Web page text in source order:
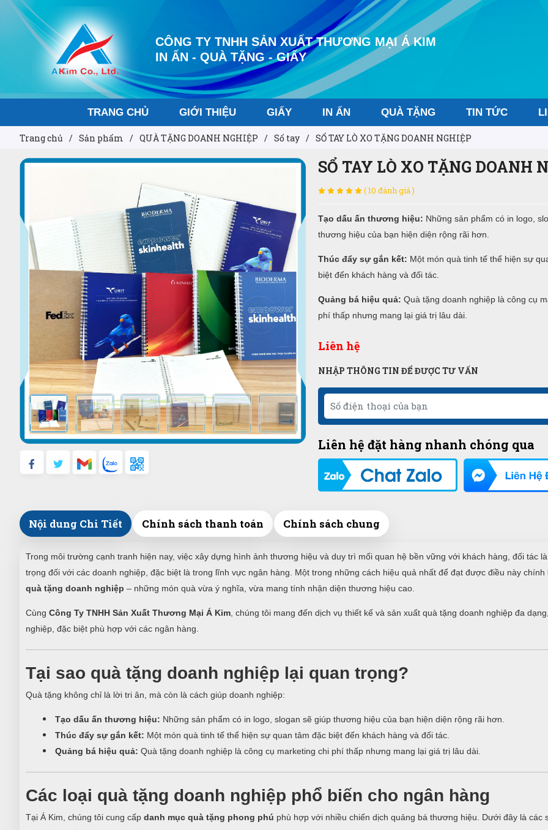
CÔNG TY TNHH SẢN XUẤT THƯƠNG MẠI Á KIM
IN ẤN - QUÀ TẶNG - GIẤY
TRANG CHỦ GIỚI THIỆU GIẤY IN ẤN QUÀ TẶNG TIN TỨC
Trang chủ / Sản phẩm / QUÀ TẶNG DOANH NGHIỆP / Sổ tay / SỔ TAY LÒ XO TẶNG DOANH NGHIỆP
SỔ TAY LÒ XO TẶNG DOANH
( 10 đánh giá )
Tạo dấu ấn thương hiệu: Những sản phẩm có in logo,
thương hiệu của bạn hiện diện rộng rãi hơn.
Thúc đẩy sự gắn kết: Một món quà tinh tế thể hiện sự
biệt đến khách hàng và đối tác.
Quảng bá hiệu quả: Quà tặng doanh nghiệp là công cụ
phí thấp nhưng mang lại giá trị lâu dài.
Liên hệ
NHẬP THÔNG TIN ĐỂ ĐƯỢC TƯ VẤN
Liên hệ đặt hàng nhanh chóng qua
Nội dung Chi Tiết Chính sách thanh toán Chính sách chung
Trong môi trường cạnh tranh hiện nay, việc xây dựng hình ảnh thương hiệu và duy trì mối quan hệ bền vững với khách hàng, đối tác
trọng đối với các doanh nghiệp, đặc biệt là trong lĩnh vực ngân hàng. Một trong những cách hiệu quả nhất để đạt được điều này chính
quà tặng doanh nghiệp – những món quà vừa ý nghĩa, vừa mang tính nhận diện thương hiệu cao.
Cùng Công Ty TNHH Sản Xuất Thương Mại Á Kim , chúng tôi mang đến dịch vụ thiết kế và sản xuất quà tặng doanh nghiệp đa
nghiệp, đặc biệt phù hợp với các ngân hàng.
Tại sao quà tặng doanh nghiệp lại quan trọng?
Quà tặng không chỉ là lời tri ân, mà còn là cách giúp doanh nghiệp:
Tạo dấu ấn thương hiệu: Những sản phẩm có in logo, slogan sẽ giúp thương hiệu của bạn hiện diện rộng rãi hơn.
Thúc đẩy sự gắn kết: Một món quà tinh tế thể hiện sự quan tâm đặc biệt đến khách hàng và đối tác.
Quảng bá hiệu quả: Quà tặng doanh nghiệp là công cụ marketing chi phí thấp nhưng mang lại giá trị lâu dài.
Các loại quà tặng doanh nghiệp phổ biến cho ngân hàng
Tại Á Kim, chúng tôi cung cấp danh mục quà tặng phong phú phù hợp với nhiều chiến dịch quảng bá thương hiệu. Dưới đây là các